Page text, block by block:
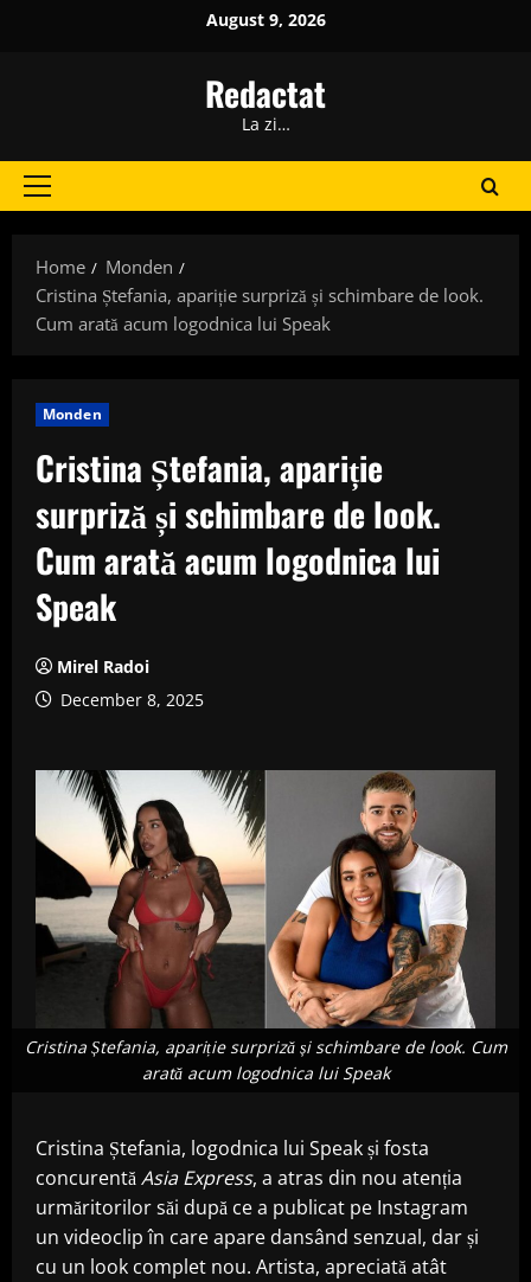
August 9, 2026
Redactat
La zi…
Primary
Home
Monden
Cristina Ștefania, apariție surpriză și schimbare de look.
Cum arată acum logodnica lui Speak
Monden
Cristina Ștefania, apariție
surpriză și schimbare de look.
Cum arată acum logodnica lui
Speak
Mirel Radoi
December 8, 2025
Cristina Ștefania, apariție surpriză și schimbare de look. Cum
arată acum logodnica lui Speak
Cristina Ștefania, logodnica lui Speak și fosta
concurentăAsia Express, a atras din nou atenția
urmăritorilor săi după ce a publicat pe Instagram
un videoclip în care apare dansând senzual, dar și
cu un look complet nou. Artista, apreciată atât